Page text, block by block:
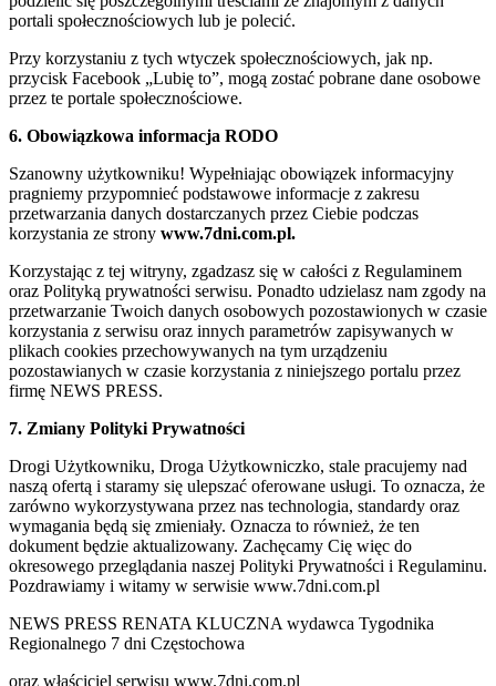
portali społecznościowych lub je polecić.
Przy korzystaniu z tych wtyczek społecznościowych, jak np.
przycisk Facebook „Lubię to”, mogą zostać pobrane dane osobowe
przez te portale społecznościowe.
6. Obowiązkowa informacja RODO
Szanowny użytkowniku! Wypełniając obowiązek informacyjny
pragniemy przypomnieć podstawowe informacje z zakresu
przetwarzania danych dostarczanych przez Ciebie podczas
korzystania ze strony www.7dni.com.pl.
Korzystając z tej witryny, zgadzasz się w całości z Regulaminem
oraz Polityką prywatności serwisu. Ponadto udzielasz nam zgody na
przetwarzanie Twoich danych osobowych pozostawionych w czasie
korzystania z serwisu oraz innych parametrów zapisywanych w
plikach cookies przechowywanych na tym urządzeniu
pozostawianych w czasie korzystania z niniejszego portalu przez
firmę NEWS PRESS.
7. Zmiany Polityki Prywatności
Drogi Użytkowniku, Droga Użytkowniczko, stale pracujemy nad
naszą ofertą i staramy się ulepszać oferowane usługi. To oznacza, że
zarówno wykorzystywana przez nas technologia, standardy oraz
wymagania będą się zmieniały. Oznacza to również, że ten
dokument będzie aktualizowany. Zachęcamy Cię więc do
okresowego przeglądania naszej Polityki Prywatności i Regulaminu.
Pozdrawiamy i witamy w serwisie www.7dni.com.pl
NEWS PRESS RENATA KLUCZNA wydawca Tygodnika
Regionalnego 7 dni Częstochowa
oraz właściciel serwisu www.7dni.com.pl